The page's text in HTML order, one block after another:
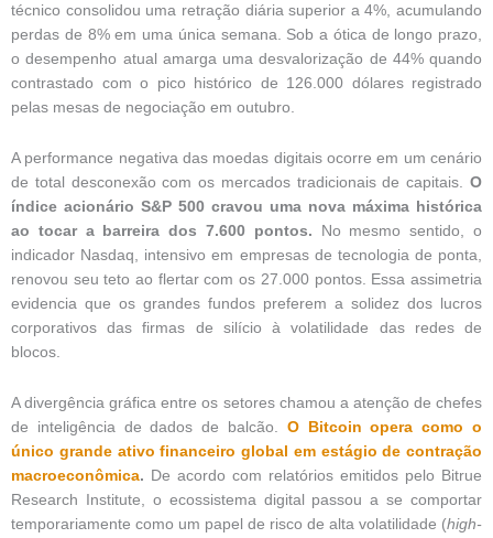
técnico consolidou uma retração diária superior a 4%, acumulando
perdas de 8% em uma única semana. Sob a ótica de longo prazo,
o desempenho atual amarga uma desvalorização de 44% quando
contrastado com o pico histórico de 126.000 dólares registrado
pelas mesas de negociação em outubro.
A performance negativa das moedas digitais ocorre em um cenário
de total desconexão com os mercados tradicionais de capitais. O
índice acionário S&P 500 cravou uma nova máxima histórica
ao tocar a barreira dos 7.600 pontos. No mesmo sentido, o
indicador Nasdaq, intensivo em empresas de tecnologia de ponta,
renovou seu teto ao flertar com os 27.000 pontos. Essa assimetria
evidencia que os grandes fundos preferem a solidez dos lucros
corporativos das firmas de silício à volatilidade das redes de
blocos.
A divergência gráfica entre os setores chamou a atenção de chefes
de inteligência de dados de balcão. O Bitcoin opera como o
único grande ativo financeiro global em estágio de contração
macroeconômica. De acordo com relatórios emitidos pelo Bitrue
Research Institute, o ecossistema digital passou a se comportar
temporariamente como um papel de risco de alta volatilidade (high-